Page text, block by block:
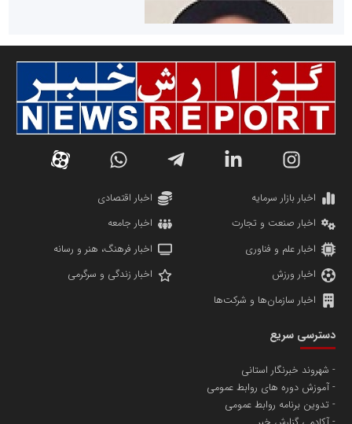
دانشگاه سئوی ایران
پایگاه اطلاع رسانی اعتلای نهادهای مردمی
سازمان صنعت،معدن و تجارت
تامین آهن اسفنجی تولیدکنندگان فولاد در کشور
مریم حاج نوروز نظری
مسعودصادقی
اخبار بازار سرمایه
اخبار اقتصادی
اخبار صنعت و تجارت
اخبار جامعه
اخبار علم و فناوری
اخبار فرهنگ، هنر و رسانه
اخبار ورزش
اخبار زندگی و سرگرمی
اخبار سازمان‌ها و شرکت‌ها
دسترسی سریع
شهروند خبرنگار استانی
آموزش دوره های روابط عمومی
تدوین برنامه روابط عمومی